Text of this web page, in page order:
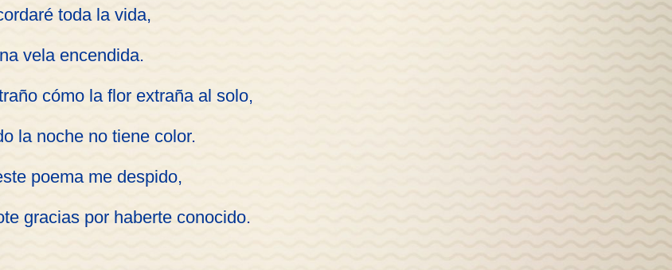
toda la vida,
vela encendida.
cómo la flor extraña al solo,
la noche no tiene color.
poema me despido,
gracias por haberte conocido.